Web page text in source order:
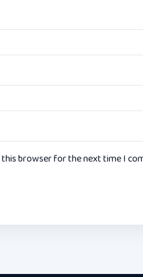
this browser for the next time I